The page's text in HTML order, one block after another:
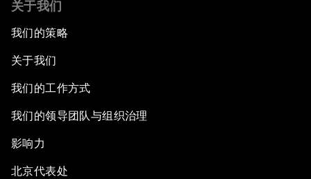
关于我们
我们的策略
关于我们
我们的工作方式
我们的领导团队与组织治理
影响力
北京代表处